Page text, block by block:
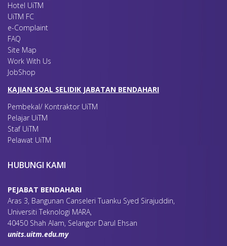
Hotel UiTM
UiTM FC
e-Complaint
FAQ
Site Map
Work With Us
JobShop
KAJIAN SOAL SELIDIK JABATAN BENDAHARI
Pembekal/ Kontraktor UiTM
Pelajar UiTM
Staf UiTM
Pelawat UiTM
HUBUNGI KAMI
PEJABAT BENDAHARI
Aras 3, Bangunan Canseleri Tuanku Syed Sirajuddin,
Universiti Teknologi MARA,
40450 Shah Alam, Selangor Darul Ehsan
units.uitm.edu.my